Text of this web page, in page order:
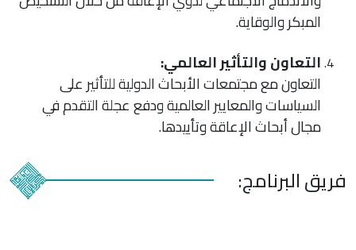
المبكر والوقاية.
التعاون والتأثير العالمي:
التعاون مع مجتمعات الأبحاث الدولية للتأثير على
السياسات والمعايير العالمية ودفع عجلة التقدم في
مجال أبحاث الإعاقة وتأييدها.
فريق البرنامج: